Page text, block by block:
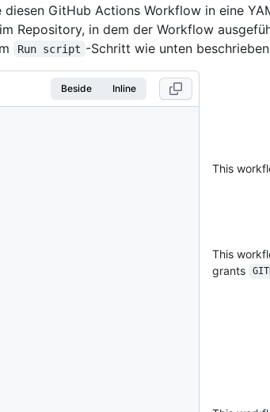
diesen GitHub Actions Workflow in eine
Repository, in dem der Workflow
Run script -Schritt wie unten
Beside Inline
This
This
grants